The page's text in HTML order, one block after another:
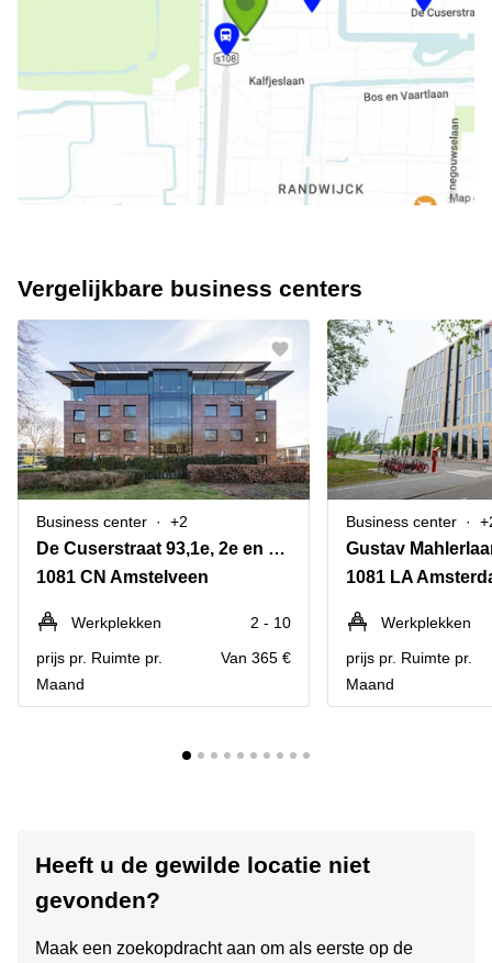
Vergelijkbare business centers
Business center +2
De Cuserstraat 93,1e, 2e en 3e verdieping
1081 CN Amstelveen
Werkplekken
2 - 10
prijs pr. Ruimte pr.
Maand
Van 365 €
Business center
Gustav
1081 LA
Werkplekken
prijs pr. Ruimte pr.
Maand
Heeft u de gewilde locatie niet
gevonden?
Maak een zoekopdracht aan om als eerste op de